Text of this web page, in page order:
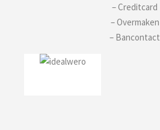
– Creditcard
– Overmaken
– Bancontact